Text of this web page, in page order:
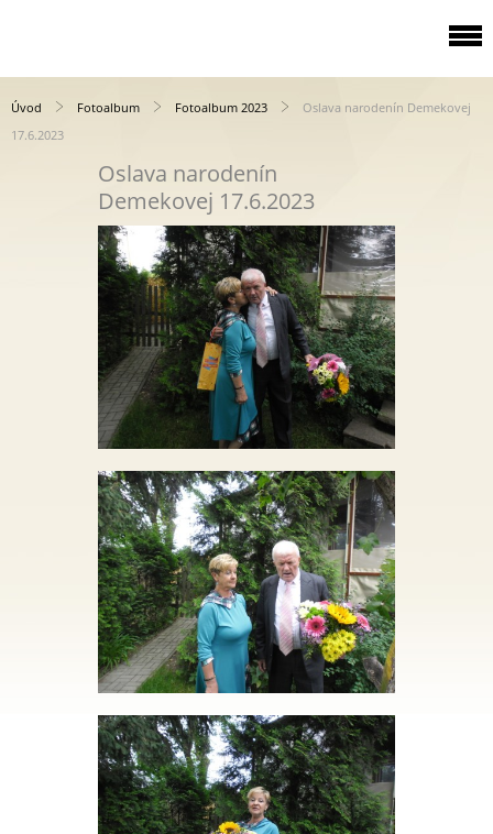
Úvod Fotoalbum Fotoalbum 2023
Oslava narodenín Demekovej
17.6.2023
Oslava narodenín
Demekovej 17.6.2023